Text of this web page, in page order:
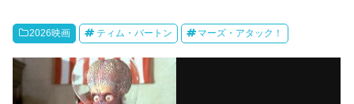
2026映画 ティム・バートン マーズ・アタック！